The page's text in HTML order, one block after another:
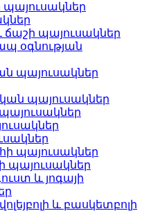
ճաշի պայուսակներ
օգնության
պայուսակներ
պայուսակներ
պայուսակներ
պայուսակներ
պայուսակներ
և յոգայի
և բասկետբոլի